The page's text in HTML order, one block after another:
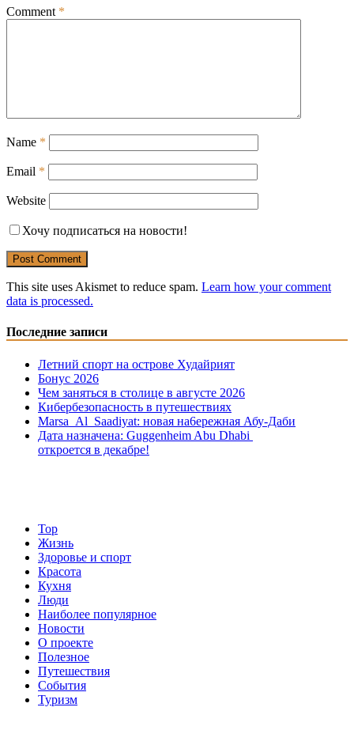
Comment *
Name *
Email *
Website
Хочу подписаться на новости!
This site uses Akismet to reduce spam. Learn how your comment
data is processed.
Последние записи
Летний спорт на острове Худайрият
Бонус 2026
Чем заняться в столице в августе 2026
Кибербезопасность в путешествиях
Marsa Al Saadiyat: новая на6ережная Абу-Даби
Дата назначена: Guggenheim Abu Dhabi
откроется в декабре!
Top
Жизнь
Здоровье и спорт
Красота
Кухня
Люди
Наиболее популярное
Новости
О проекте
Полезное
Путешествия
События
Туризм